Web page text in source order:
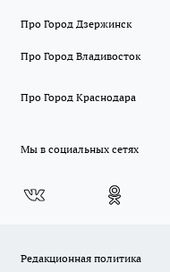
Про Город Дзержинск
Про Город Владивосток
Про Город Краснодара
Мы в социальных сетях
Редакционная политика